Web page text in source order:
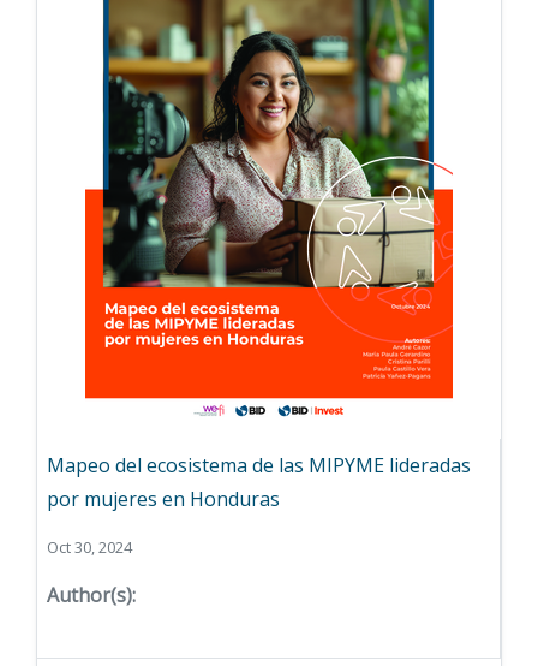
Mapeo del ecosistema de las MIPYME lideradas
por mujeres en Honduras
Oct 30, 2024
Author(s):